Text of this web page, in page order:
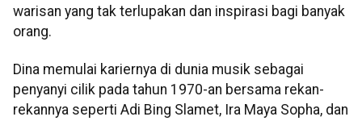
warisan yang tak terlupakan dan inspirasi bagi banyak
orang.
Dina memulai kariernya di dunia musik sebagai
penyanyi cilik pada tahun 1970-an bersama rekan-
rekannya seperti Adi Bing Slamet, Ira Maya Sopha, dan